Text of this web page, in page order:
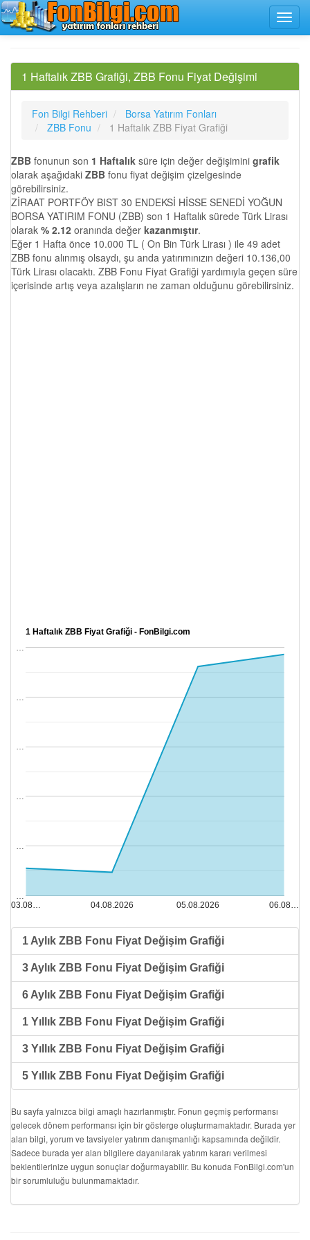
1 Haftalık ZBB Grafiği, ZBB Fonu Fiyat Değişimi
Fon Bilgi Rehberi
Borsa Yatırım Fonları
ZBB Fonu
1 Haftalık ZBB Fiyat Grafiği
ZBB fonunun son 1 Haftalık süre için değer değişimini grafik
olarak aşağıdaki ZBB fonu fiyat değişim çizelgesinde
görebilirsiniz.
ZİRAAT PORTFÖY BIST 30 ENDEKSİ HİSSE SENEDİ YOĞUN
BORSA YATIRIM FONU (ZBB) son 1 Haftalık sürede Türk Lirası
olarak % 2.12 oranında değer kazanmıştır.
Eğer 1 Hafta önce 10.000 TL ( On Bin Türk Lirası ) ile 49 adet
ZBB fonu alınmış olsaydı, şu anda yatırımınızın değeri 10.136,00
Türk Lirası olacaktı. ZBB Fonu Fiyat Grafiği yardımıyla geçen süre
içerisinde artış veya azalışların ne zaman olduğunu görebilirsiniz.
1 Haftalık ZBB Fiyat Grafiği - FonBilgi.com
03.08… 04.08.2026 05.08.2026 06.08…
…
…
…
1 Aylık ZBB Fonu Fiyat Değişim Grafiği
3 Aylık ZBB Fonu Fiyat Değişim Grafiği
6 Aylık ZBB Fonu Fiyat Değişim Grafiği
1 Yıllık ZBB Fonu Fiyat Değişim Grafiği
3 Yıllık ZBB Fonu Fiyat Değişim Grafiği
5 Yıllık ZBB Fonu Fiyat Değişim Grafiği
Bu sayfa yalnızca bilgi amaçlı hazırlanmıştır. Fonun geçmiş performansı
gelecek dönem performansı için bir gösterge oluşturmamaktadır. Burada yer
alan bilgi, yorum ve tavsiyeler yatırım danışmanlığı kapsamında değildir.
Sadece burada yer alan bilgilere dayanılarak yatırım kararı verilmesi
beklentilerinize uygun sonuçlar doğurmayabilir. Bu konuda FonBilgi.com'un
bir sorumluluğu bulunmamaktadır.